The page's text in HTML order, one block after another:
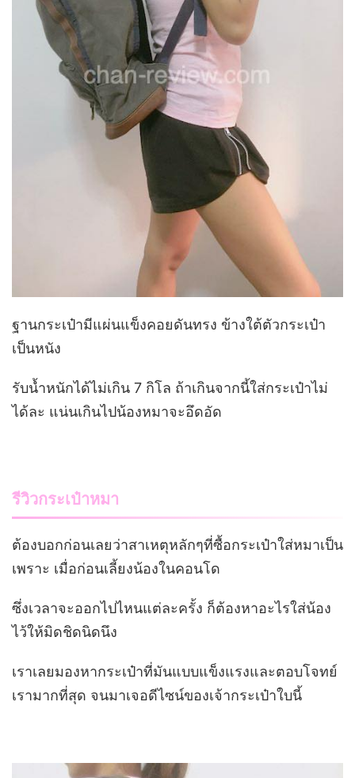
ฐานกระเป๋ามีแผ่นแข็งคอยดันทรง ข้างใต้ตัวกระเป๋า
เป็นหนัง
รับน้ำหนักได้ไม่เกิน 7 กิโล ถ้าเกินจากนี้ใส่กระเป๋าไม่
ได้ละ แน่นเกินไปน้องหมาจะอึดอัด
รีวิวกระเป๋าหมา
ต้องบอกก่อนเลยว่าสาเหตุหลักๆที่ซื้อกระเป๋าใส่หมาเป็น
เพราะ เมื่อก่อนเลี้ยงน้องในคอนโด
ซึ่งเวลาจะออกไปไหนแต่ละครั้ง ก็ต้องหาอะไรใส่น้อง
ไว้ให้มิดชิดนิดนึง
เราเลยมองหากระเป๋าที่มันแบบแข็งแรงและตอบโจทย์
เรามากที่สุด จนมาเจอดีไซน์ของเจ้ากระเป๋าใบนี้